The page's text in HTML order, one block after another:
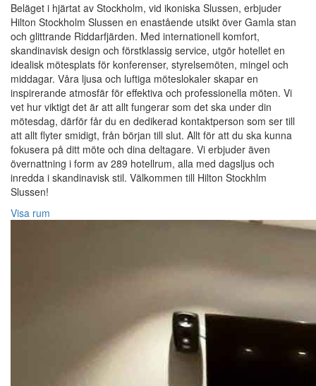
Beläget i hjärtat av Stockholm, vid ikoniska Slussen, erbjuder
Hilton Stockholm Slussen en enastående utsikt över Gamla stan
och glittrande Riddarfjärden. Med internationell komfort,
skandinavisk design och förstklassig service, utgör hotellet en
idealisk mötesplats för konferenser, styrelsemöten, mingel och
middagar. Våra ljusa och luftiga möteslokaler skapar en
inspirerande atmosfär för effektiva och professionella möten. Vi
vet hur viktigt det är att allt fungerar som det ska under din
mötesdag, därför får du en dedikerad kontaktperson som ser till
att allt flyter smidigt, från början till slut. Allt för att du ska kunna
fokusera på ditt möte och dina deltagare. Vi erbjuder även
övernattning i form av 289 hotellrum, alla med dagsljus och
inredda i skandinavisk stil. Välkommen till Hilton Stockhlm
Slussen!
Visa rum